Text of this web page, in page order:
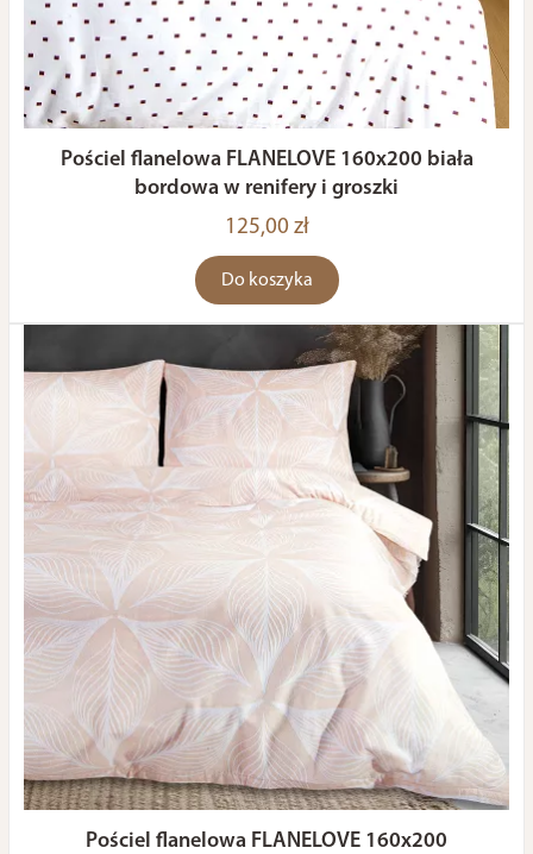
Pościel flanelowa FLANELOVE 160x200 biała
bordowa w renifery i groszki
125,00 zł
Do koszyka
Pościel flanelowa FLANELOVE 160x200